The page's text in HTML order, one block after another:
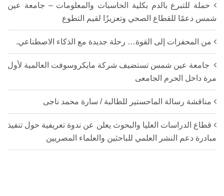
حملة للتبرع بالدم بكلية الحاسبات والمعلومات – جامعة عين
شمس دعمًا للقطاع الصحي وتعزيزًا لقيم التطوع
من المحفزات إلى القوة… رحلة جديدة مع الذكاء الاصطناعي.
جامعة عين شمس تستضيف شركة مايكروسوفت العالمية لأول
مرة داخل الحرم الجامعى
مناقشة رسالة الماحستير للطالبة / سارة محمد ناجى
قطاع الدراسات العليا والبحوث يعلن عن ندوة تعريفية حول تنفيذ
مبادرة دعم النشر العلمي للباحثين والعلماء المصريين